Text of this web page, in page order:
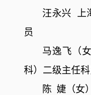
汪永兴
员
马逸飞（女
科）二级主任科
陈 婕（女）